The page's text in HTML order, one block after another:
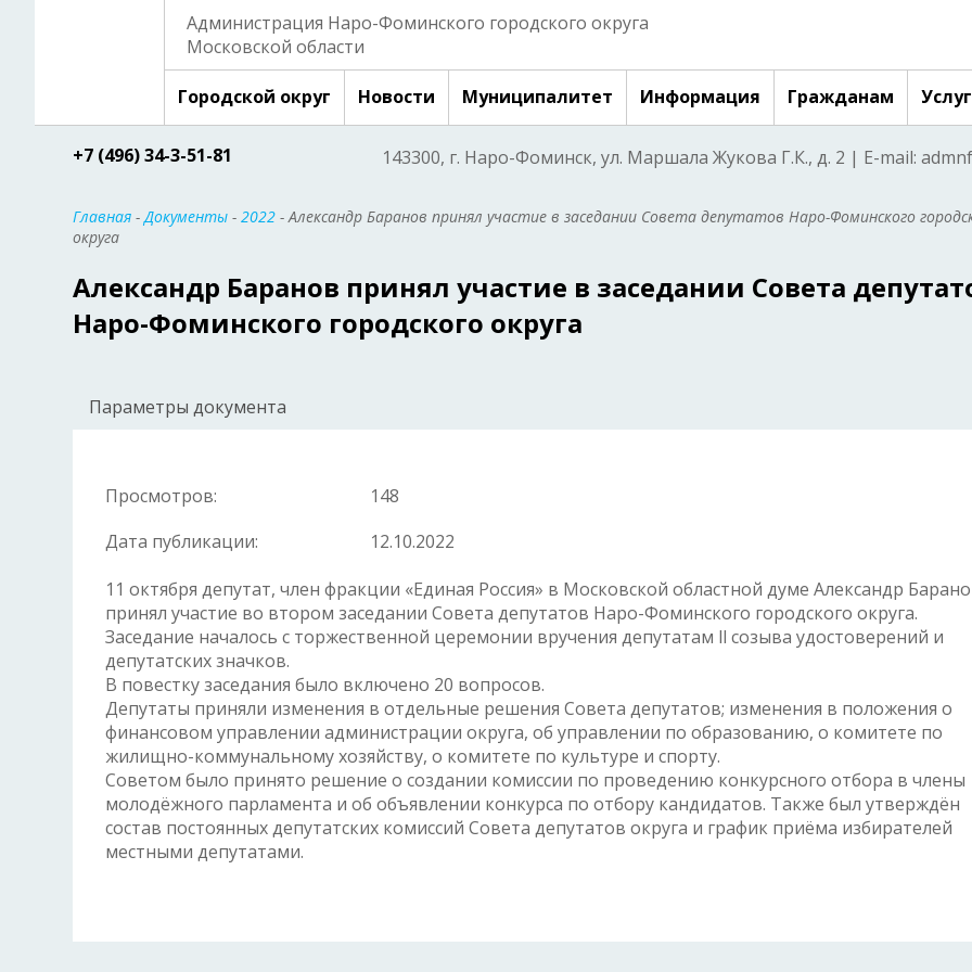
Администрация Наро-Фоминского городского округа
Московской области
Городской округ Новости Муниципалитет Информация Гражданам
+7 (496) 34-3-51-81 143300, г. Наро-Фоминск, ул. Маршала Жукова Г.К., д. 2 | E-mail:
Главная -Документы - 2022 - Александр Баранов принял участие в заседании Совета депутатов Наро-Фоминского
округа
Александр Баранов принял участие в заседании Совета
Наро-Фоминского городского округа
Параметры документа
Просмотров:
148
Дата публикации:
12.10.2022
11 октября депутат, член фракции «Единая Россия» в Московской областной думе Александр
принял участие во втором заседании Совета депутатов Наро-Фоминского городского округа.
Заседание началось с торжественной церемонии вручения депутатам ll созыва удостоверений и
депутатских значков.
В повестку заседания было включено 20 вопросов.
Депутаты приняли изменения в отдельные решения Совета депутатов; изменения в положения о
финансовом управлении администрации округа, об управлении по образованию, о комитете по
жилищно-коммунальному хозяйству, о комитете по культуре и спорту.
Советом было принято решение о создании комиссии по проведению конкурсного отбора в члены
молодёжного парламента и об объявлении конкурса по отбору кандидатов. Также был утверждён
состав постоянных депутатских комиссий Совета депутатов округа и график приёма избирателей
местными депутатами.